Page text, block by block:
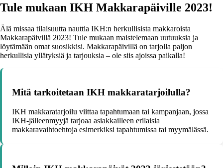
Tule mukaan IKH Makkarapäiville 2023!
Älä missaa tilaisuutta nauttia IKH:n herkullisista makkaroista
Makkarapäivillä 2023! Tule mukaan maistelemaan uutuuksia ja
löytämään omat suosikkisi. Makkarapäivillä on tarjolla paljon
herkullisia yllätyksiä ja tarjouksia – ole siis ajoissa paikalla!
Mitä tarkoitetaan IKH makkaratarjoilulla?
IKH makkaratarjoilu viittaa tapahtumaan tai kampanjaan, jossa
IKH-jälleenmyyjä tarjoaa asiakkailleen erilaisia
makkaravaihtoehtoja esimerkiksi tapahtumissa tai myymälässä.